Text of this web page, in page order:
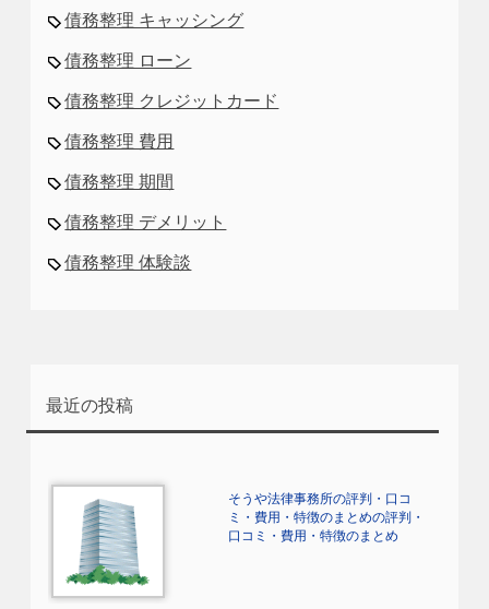
債務整理 キャッシング
債務整理 ローン
債務整理 クレジットカード
債務整理 費用
債務整理 期間
債務整理 デメリット
債務整理 体験談
最近の投稿
そうや法律事務所の評判・口コ
ミ・費用・特徴のまとめの評判・
口コミ・費用・特徴のまとめ